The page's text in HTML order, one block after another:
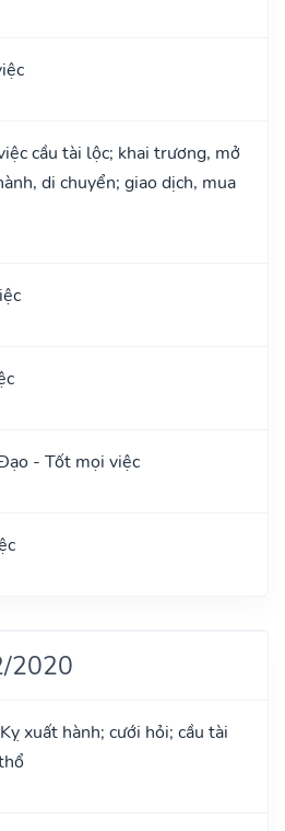
cầu tài lộc; khai trương, mở
di chuyển; giao dịch, mua
- Tốt mọi việc
2020
xuất hành; cưới hỏi; cầu tài